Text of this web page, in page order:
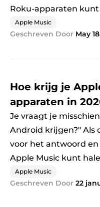
Roku-apparaten kunt
Apple Music
Geschreven Door May
Hoe krijg je
apparaten in
Je vraagt ​​​​je
Android krijgen?" Als
voor het antwoord
Apple Music kunt
Apple Music
Geschreven Door 22